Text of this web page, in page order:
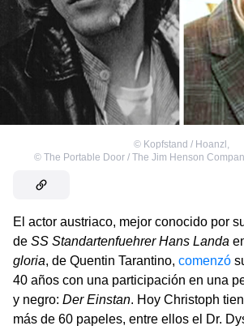
© Kopfstand / Hoanzl
© The Portable Door / The Jim Henson
El actor austriaco, mejor conocido por
de SS Standartenfuehrer Hans Landa
gloria, de Quentin Tarantino, comenzó
40 años con una participación en una
y negro: Der Einstan. Hoy Christoph
más de 60 papeles, entre ellos el Dr.